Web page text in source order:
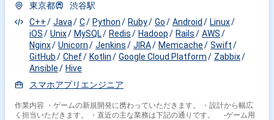
東京都
渋谷駅
C++
Java C Python Ruby Go Android
Linux
iOS
Unix MySQL Redis Hadoop Rails
AWS
Nginx
Unicorn Jenkins JIRA Memcache
Swift
GitHub
Chef Kotlin Google Cloud Platform
Zabbix
Ansible
Hive
スマホアプリエンジニア
作業内容 ・ゲームの新規開発に携わっていただきます。 ・設計から幅広
く担当いただきます。 ・直近の主な業務は下記の通りです。 -ゲーム用